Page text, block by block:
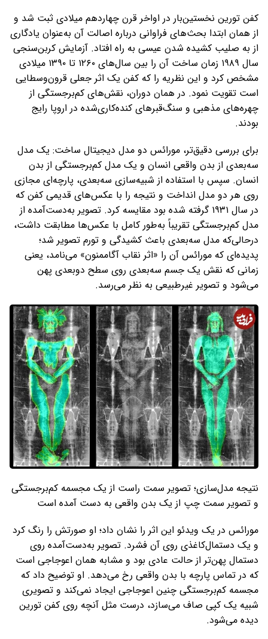
کفن تورین نخستین‌بار در اواخر قرن چهاردهم میلادی ثبت شد و
از همان ابتدا بحث‌های فراوانی درباره اصالت آن به‌عنوان یادگاری
از به صلیب کشیده شدن عیسی به راه افتاد. آزمایش کربن‌سنجی
سال ۱۹۸۹ زمان ساخت آن را بین سال‌های ۱۲۶۰ تا ۱۳۹۰ میلادی
مشخص کرد و این نظریه را که کفن یک اثر جعلی قرون‌وسطایی
است تقویت نمود. در همان دوران، نقش‌های کم‌برجستگی از
چهره‌های مذهبی و سنگ‌قبرهای کنده‌کاری‌شده در اروپا رایج
بودند.
برای بررسی دقیق‌تر، مورائس دو مدل دیجیتال ساخت: یک مدل
سه‌بعدی از بدن واقعی انسان و یک مدل کم‌برجستگی از بدن
انسان. سپس با استفاده از شبیه‌سازی سه‌بعدی، پارچه‌ای مجازی
روی هر دو مدل انداخت و نتیجه را با عکس‌های قدیمی کفن که
در سال ۱۹۳۱ گرفته شده بود مقایسه کرد. تصویر به‌دست‌آمده از
مدل کم‌برجستگی تقریباً به‌طور کامل با عکس‌ها مطابقت داشت،
درحالی‌که مدل سه‌بعدی باعث کشیدگی و تورم تصویر شد؛
پدیده‌ای که مورائس آن را «اثر نقاب آگاممنون» می‌نامد، یعنی
زمانی که نقش یک جسم سه‌بعدی روی سطح دوبعدی پهن
می‌شود و تصویر غیرطبیعی به نظر می‌رسد.
نتیجه مدل‌سازی؛ تصویر سمت راست از یک مجسمه کم‌برجستگی
و تصویر سمت چپ از یک بدن واقعی به دست آمده است
مورائس در یک ویدئو این اثر را نشان داد؛ او صورتش را رنگ کرد
و یک دستمال‌کاغذی روی آن فشرد. تصویر به‌دست‌آمده روی
دستمال پهن‌تر از حالت عادی بود و مشابه همان اعوجاجی است
که در تماس پارچه با بدن واقعی رخ می‌دهد. او توضیح داد که
مجسمه کم‌برجستگی چنین اعوجاجی ایجاد نمی‌کند و تصویری
شبیه یک کپی صاف می‌سازد، درست مثل آنچه روی کفن تورین
دیده می‌شود.